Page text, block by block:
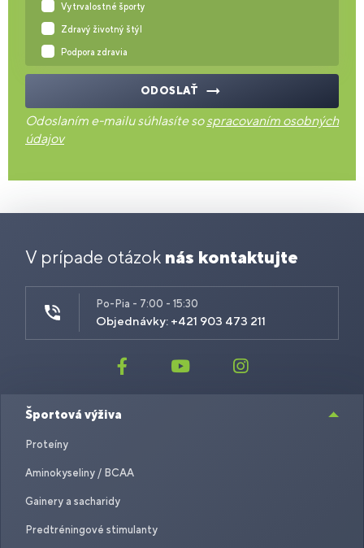
Vytrvalostné športy
Zdravý životný štýl
Podpora zdravia
ODOSLAŤ
Odoslaním e-mailu súhlasíte sospracovaním osobných
údajov
V prípade otázok nás kontaktujte
Po-Pia - 7:00 - 15:30
Objednávky: +421 903 473 211
Športová výživa
Proteíny
Aminokyseliny / BCAA
Gainery a sacharidy
Predtréningové stimulanty